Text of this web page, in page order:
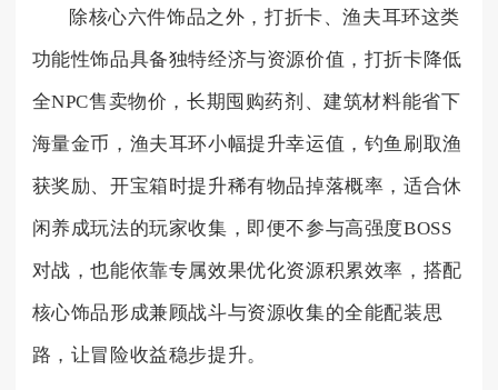
除核心六件饰品之外，打折卡、渔夫耳环这类
功能性饰品具备独特经济与资源价值，打折卡降低
全NPC售卖物价，长期囤购药剂、建筑材料能省下
海量金币，渔夫耳环小幅提升幸运值，钓鱼刷取渔
获奖励、开宝箱时提升稀有物品掉落概率，适合休
闲养成玩法的玩家收集，即便不参与高强度BOSS
对战，也能依靠专属效果优化资源积累效率，搭配
核心饰品形成兼顾战斗与资源收集的全能配装思
路，让冒险收益稳步提升。